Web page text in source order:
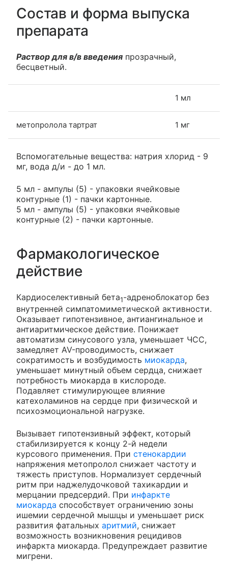
Состав и форма выпуска
препарата
Раствор для в/в введения прозрачный,
бесцветный.
1 мл
метопролола тартрат 1 мг
Вспомогательные вещества: натрия хлорид - 9
мг, вода д/и - до 1 мл.
5 мл - ампулы (5) - упаковки ячейковые
контурные (1) - пачки картонные.
5 мл - ампулы (5) - упаковки ячейковые
контурные (2) - пачки картонные.
Фармакологическое
действие
Кардиоселективный бета1-адреноблокатор без
внутренней симпатомиметической активности.
Оказывает гипотензивное, антиангинальное и
антиаритмическое действие. Понижает
автоматизм синусового узла, уменьшает ЧСС,
замедляет AV-проводимость, снижает
сократимость и возбудимость миокарда,
уменьшает минутный объем сердца, снижает
потребность миокарда в кислороде.
Подавляет стимулирующее влияние
катехоламинов на сердце при физической и
психоэмоциональной нагрузке.
Вызывает гипотензивный эффект, который
стабилизируется к концу 2-й недели
курсового применения. При стенокардии
напряжения метопролол снижает частоту и
тяжесть приступов. Нормализует сердечный
ритм при наджелудочковой тахикардии и
мерцании предсердий. При инфаркте
миокарда способствует ограничению зоны
ишемии сердечной мышцы и уменьшает риск
развития фатальных аритмий, снижает
возможность возникновения рецидивов
инфаркта миокарда. Предупреждает развитие
мигрени.